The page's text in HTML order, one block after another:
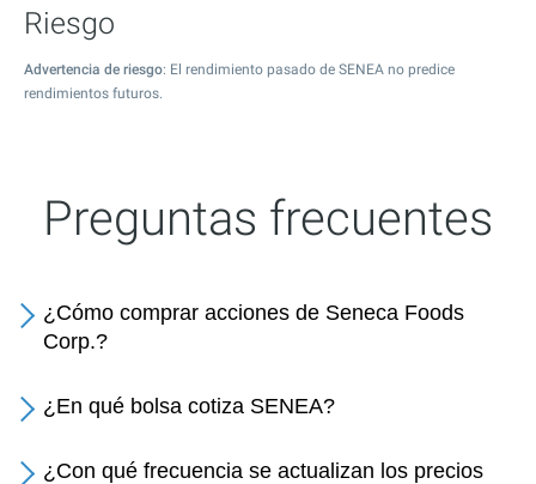
Riesgo
Advertencia de riesgo: El rendimiento pasado de SENEA no predice
rendimientos futuros.
Preguntas frecuentes
¿Cómo comprar acciones de Seneca Foods
Corp.?
¿En qué bolsa cotiza SENEA?
¿Con qué frecuencia se actualizan los precios